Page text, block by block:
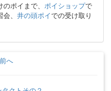
ポイまで、 ポイショップで
、 井の頭ポイでの受け取り
前へ